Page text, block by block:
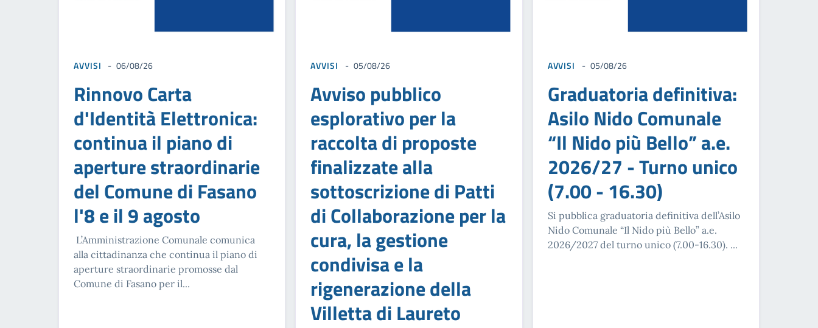
AVVISI 06/08/26
Rinnovo Carta
d'Identità Elettronica:
continua il piano di
aperture straordinarie
del Comune di Fasano
l'8 e il 9 agosto
L’Amministrazione Comunale comunica
alla cittadinanza che continua il piano di
aperture straordinarie promosse dal
Comune di Fasano per il...
AVVISI 05/08/26
Avviso pubblico
esplorativo per la
raccolta di proposte
finalizzate alla
sottoscrizione di Patti
di Collaborazione per la
cura, la gestione
condivisa e la
rigenerazione della
Villetta di Laureto
AVVISI 05/08/26
Graduatoria definitiva:
Asilo Nido Comunale
“Il Nido più Bello” a.e.
2026/27 - Turno unico
(7.00 - 16.30)
Si pubblica graduatoria definitiva dell’Asilo
Nido Comunale “Il Nido più Bello” a.e.
2026/2027 del turno unico (7.00-16.30). ...